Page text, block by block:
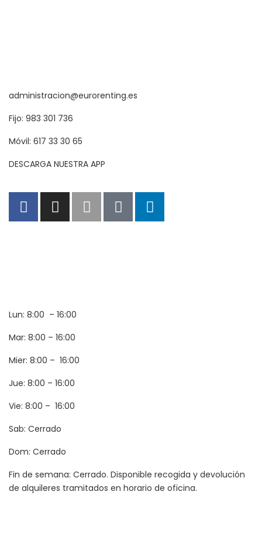
administracion@eurorenting.es
Fijo: 983 301 736
Móvil: 617 33 30 65
DESCARGA NUESTRA APP
Lun: 8:00 – 16:00
Mar: 8:00 – 16:00
Mier: 8:00 – 16:00
Jue: 8:00 – 16:00
Vie: 8:00 – 16:00
Sab: Cerrado
Dom: Cerrado
Fin de semana: Cerrado. Disponible recogida y devolución
de alquileres tramitados en horario de oficina.